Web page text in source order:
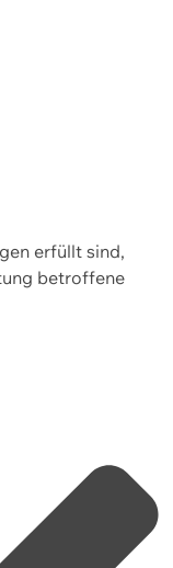
erfüllt sind,
betroffene